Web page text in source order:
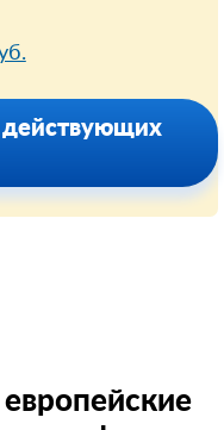
действующих
европейские